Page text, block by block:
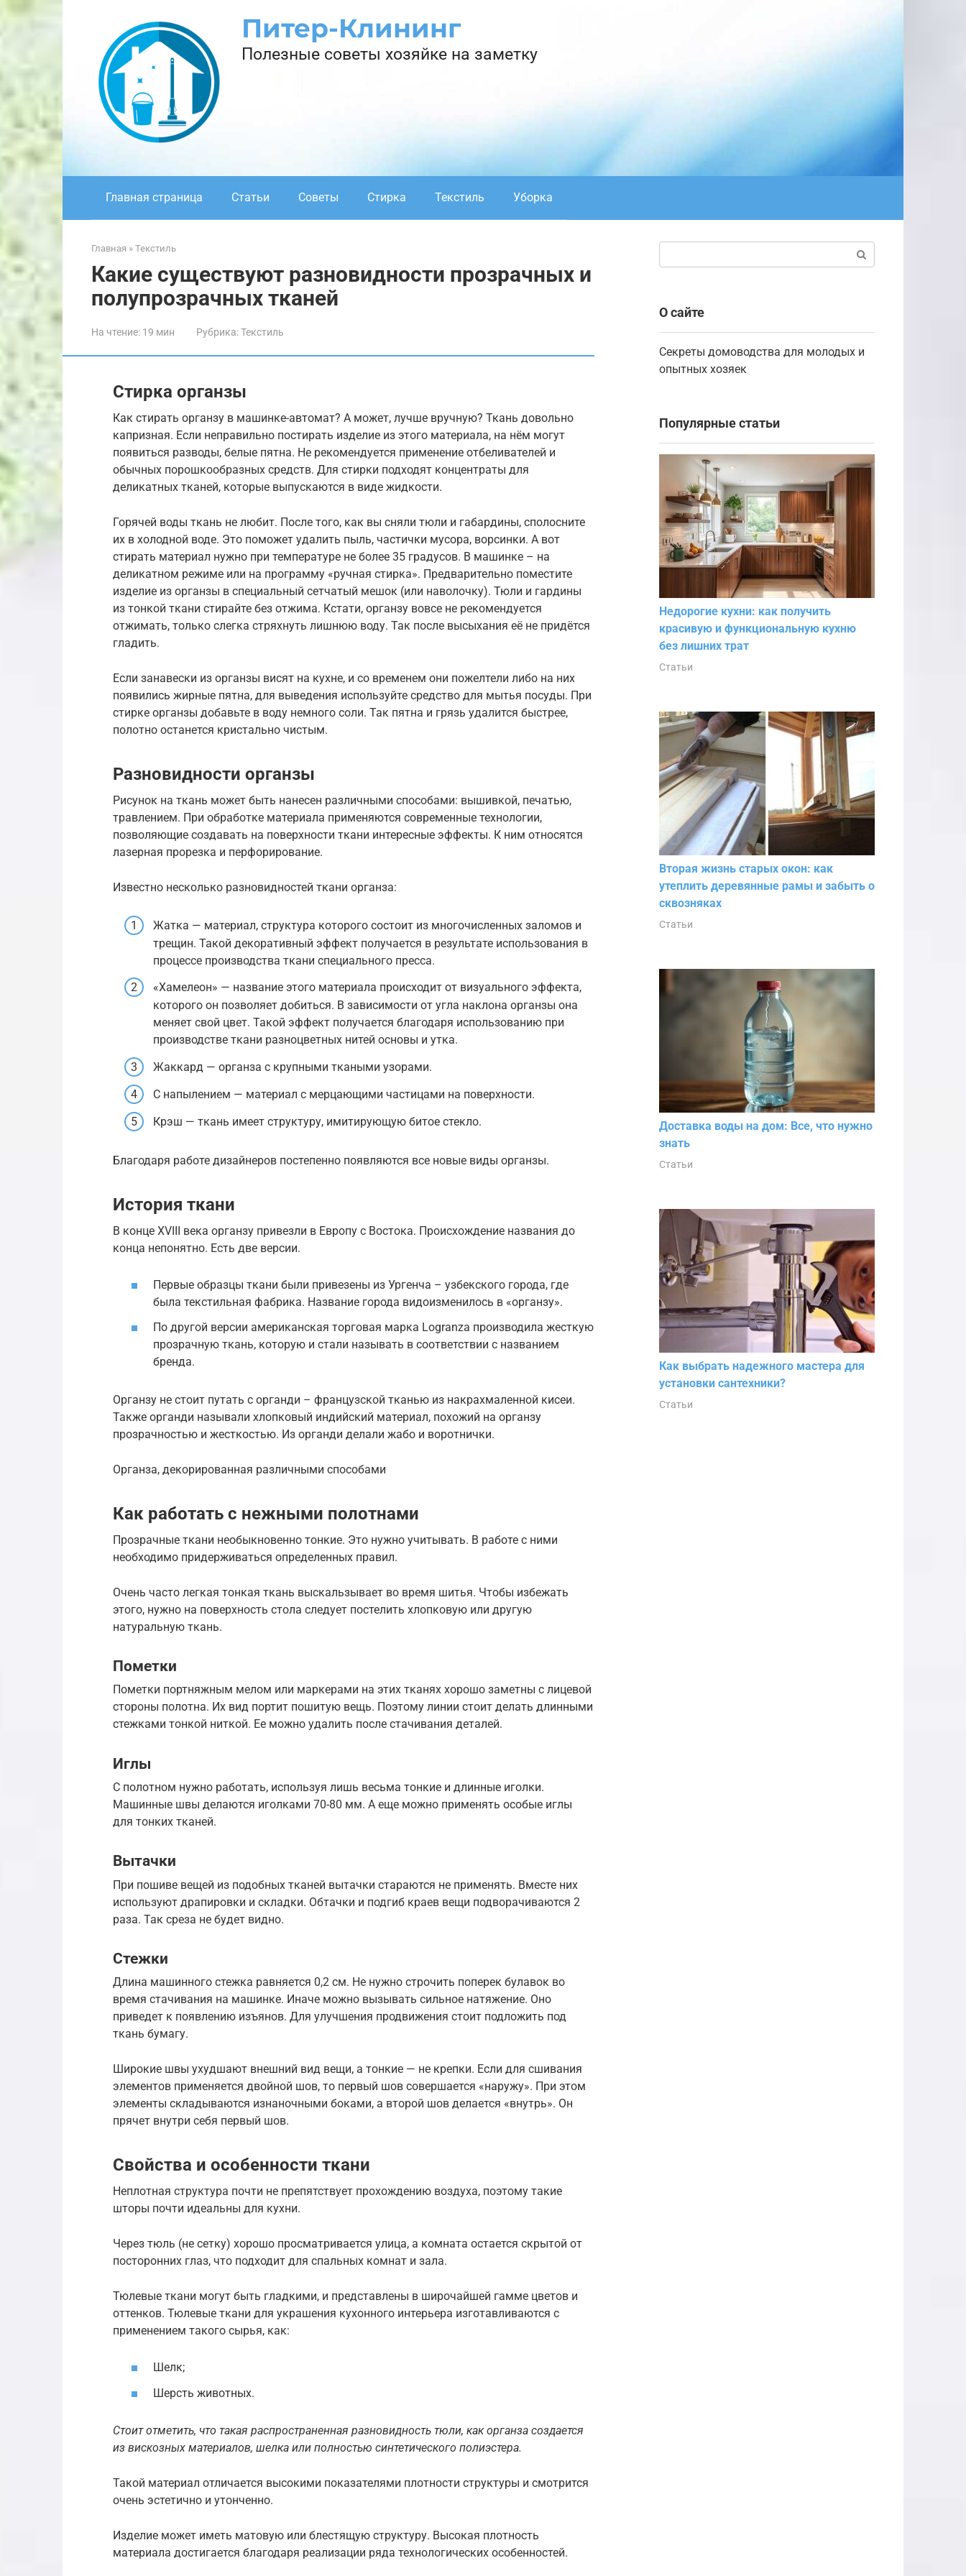
Питер-Клининг
Полезные советы хозяйке на заметку
Главная страница Статьи Советы Стирка Текстиль Уборка
Главная » Текстиль
Какие существуют разновидности прозрачных и
полупрозрачных тканей
На чтение: 19 мин Рубрика:Текстиль
Стирка органзы
Как стирать органзу в машинке-автомат? А может, лучше вручную? Ткань довольно
капризная. Если неправильно постирать изделие из этого материала, на нём могут
появиться разводы, белые пятна. Не рекомендуется применение отбеливателей и
обычных порошкообразных средств. Для стирки подходят концентраты для
деликатных тканей, которые выпускаются в виде жидкости.
Горячей воды ткань не любит. После того, как вы сняли тюли и габардины, сполосните
их в холодной воде. Это поможет удалить пыль, частички мусора, ворсинки. А вот
стирать материал нужно при температуре не более 35 градусов. В машинке – на
деликатном режиме или на программу «ручная стирка». Предварительно поместите
изделие из органзы в специальный сетчатый мешок (или наволочку). Тюли и гардины
из тонкой ткани стирайте без отжима. Кстати, органзу вовсе не рекомендуется
отжимать, только слегка стряхнуть лишнюю воду. Так после высыхания её не придётся
гладить.
Если занавески из органзы висят на кухне, и со временем они пожелтели либо на них
появились жирные пятна, для выведения используйте средство для мытья посуды. При
стирке органзы добавьте в воду немного соли. Так пятна и грязь удалится быстрее,
полотно останется кристально чистым.
Разновидности органзы
Рисунок на ткань может быть нанесен различными способами: вышивкой, печатью,
травлением. При обработке материала применяются современные технологии,
позволяющие создавать на поверхности ткани интересные эффекты. К ним относятся
лазерная прорезка и перфорирование.
Известно несколько разновидностей ткани органза:
Жатка — материал, структура которого состоит из многочисленных заломов и
трещин. Такой декоративный эффект получается в результате использования в
процессе производства ткани специального пресса.
«Хамелеон» — название этого материала происходит от визуального эффекта,
которого он позволяет добиться. В зависимости от угла наклона органзы она
меняет свой цвет. Такой эффект получается благодаря использованию при
производстве ткани разноцветных нитей основы и утка.
Жаккард — органза с крупными ткаными узорами.
С напылением — материал с мерцающими частицами на поверхности.
Крэш — ткань имеет структуру, имитирующую битое стекло.
Благодаря работе дизайнеров постепенно появляются все новые виды органзы.
История ткани
В конце XVIII века органзу привезли в Европу с Востока. Происхождение названия до
конца непонятно. Есть две версии.
Первые образцы ткани были привезены из Ургенча – узбекского города, где
была текстильная фабрика. Название города видоизменилось в «органзу».
По другой версии американская торговая марка Logranza производила жесткую
прозрачную ткань, которую и стали называть в соответствии с названием
бренда.
Органзу не стоит путать с органди – французской тканью из накрахмаленной кисеи.
Также органди называли хлопковый индийский материал, похожий на органзу
прозрачностью и жесткостью. Из органди делали жабо и воротнички.
Органза, декорированная различными способами
Как работать с нежными полотнами
Прозрачные ткани необыкновенно тонкие. Это нужно учитывать. В работе с ними
необходимо придерживаться определенных правил.
Очень часто легкая тонкая ткань выскальзывает во время шитья. Чтобы избежать
этого, нужно на поверхность стола следует постелить хлопковую или другую
натуральную ткань.
Пометки
Пометки портняжным мелом или маркерами на этих тканях хорошо заметны с лицевой
стороны полотна. Их вид портит пошитую вещь. Поэтому линии стоит делать длинными
стежками тонкой ниткой. Ее можно удалить после стачивания деталей.
Иглы
С полотном нужно работать, используя лишь весьма тонкие и длинные иголки.
Машинные швы делаются иголками 70-80 мм. А еще можно применять особые иглы
для тонких тканей.
Вытачки
При пошиве вещей из подобных тканей вытачки стараются не применять. Вместе них
используют драпировки и складки. Обтачки и подгиб краев вещи подворачиваются 2
раза. Так среза не будет видно.
Стежки
Длина машинного стежка равняется 0,2 см. Не нужно строчить поперек булавок во
время стачивания на машинке. Иначе можно вызывать сильное натяжение. Оно
приведет к появлению изъянов. Для улучшения продвижения стоит подложить под
ткань бумагу.
Широкие швы ухудшают внешний вид вещи, а тонкие — не крепки. Если для сшивания
элементов применяется двойной шов, то первый шов совершается «наружу». При этом
элементы складываются изнаночными боками, а второй шов делается «внутрь». Он
прячет внутри себя первый шов.
Свойства и особенности ткани
Неплотная структура почти не препятствует прохождению воздуха, поэтому такие
шторы почти идеальны для кухни.
Через тюль (не сетку) хорошо просматривается улица, а комната остается скрытой от
посторонних глаз, что подходит для спальных комнат и зала.
Тюлевые ткани могут быть гладкими, и представлены в широчайшей гамме цветов и
оттенков. Тюлевые ткани для украшения кухонного интерьера изготавливаются с
применением такого сырья, как:
Шелк;
Шерсть животных.
Стоит отметить, что такая распространенная разновидность тюли, как органза создается
из вискозных материалов, шелка или полностью синтетического полиэстера.
Такой материал отличается высокими показателями плотности структуры и смотрится
очень эстетично и утонченно.
Изделие может иметь матовую или блестящую структуру. Высокая плотность
материала достигается благодаря реализации ряда технологических особенностей.
О сайте
Секреты домоводства для молодых и
опытных хозяек
Популярные статьи
Недорогие кухни: как получить
красивую и функциональную кухню
без лишних трат
Статьи
Вторая жизнь старых окон: как
утеплить деревянные рамы и забыть о
сквозняках
Статьи
Доставка воды на дом: Все, что нужно
знать
Статьи
Как выбрать надежного мастера для
установки сантехники?
Статьи